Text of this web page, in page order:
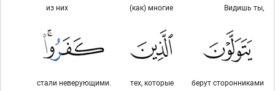
Видишь ты,
(как) многие
из них
берут сторонниками
тех, которые
стали неверующими.